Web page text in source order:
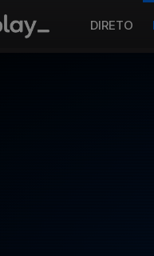
DIRETO